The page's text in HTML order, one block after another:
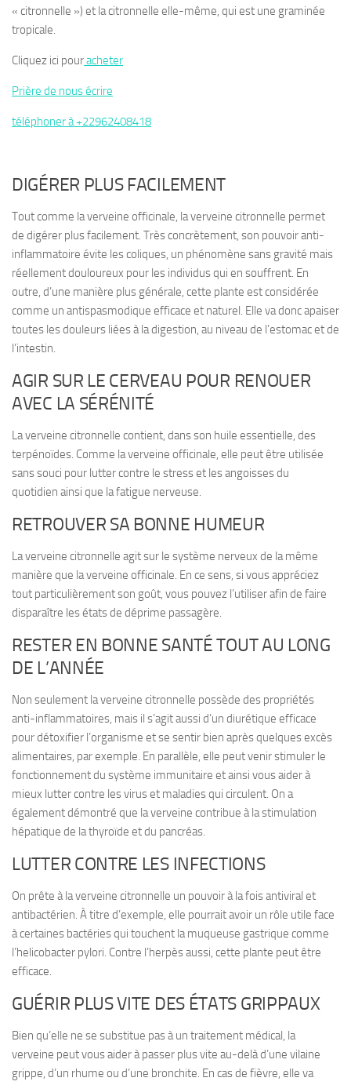
« citronnelle ») et la citronnelle elle-même, qui est une graminée
tropicale.
Cliquez ici pouracheter
Prière de nous écrire
téléphoner à +22962408418
DIGÉRER PLUS FACILEMENT
Tout comme la verveine officinale, la verveine citronnelle permet
de digérer plus facilement. Très concrètement, son pouvoir anti-
inflammatoire évite les coliques, un phénomène sans gravité mais
réellement douloureux pour les individus qui en souffrent. En
outre, d’une manière plus générale, cette plante est considérée
comme un antispasmodique efficace et naturel. Elle va donc apaiser
toutes les douleurs liées à la digestion, au niveau de l’estomac et de
l’intestin.
AGIR SUR LE CERVEAU POUR RENOUER
AVEC LA SÉRÉNITÉ
La verveine citronnelle contient, dans son huile essentielle, des
terpénoïdes. Comme la verveine officinale, elle peut être utilisée
sans souci pour lutter contre le stress et les angoisses du
quotidien ainsi que la fatigue nerveuse.
RETROUVER SA BONNE HUMEUR
La verveine citronnelle agit sur le système nerveux de la même
manière que la verveine officinale. En ce sens, si vous appréciez
tout particulièrement son goût, vous pouvez l’utiliserafin de faire
disparaître les états de déprime passagère.
RESTER EN BONNE SANTÉ TOUT AU LONG
DE L’ANNÉE
Non seulement la verveine citronnelle possède des propriétés
anti-inflammatoires, mais il s’agit aussi d’un diurétique efficace
pour détoxifier l’organisme et se sentir bien après quelques excès
alimentaires, par exemple. En parallèle, elle peut venirstimuler le
fonctionnement du système immunitaire et ainsi vous aider à
mieux lutter contre les virus et maladies qui circulent. On a
également démontré que la verveine contribue à la stimulation
hépatique de la thyroïde et du pancréas.
LUTTER CONTRE LES INFECTIONS
On prête à la verveine citronnelle un pouvoir à la foisantiviral et
antibactérien. À titre d’exemple, elle pourrait avoir un rôle utile face
à certaines bactéries qui touchent la muqueuse gastrique comme
l’helicobacter pylori. Contre l’herpès aussi, cette plante peut être
efficace.
GUÉRIR PLUS VITE DES ÉTATS GRIPPAUX
Bien qu’elle ne se substitue pas à un traitement médical, la
verveine peut vous aider à passer plus vite au-delà d’une vilaine
grippe, d’un rhume ou d’une bronchite. En cas de fièvre, elle va